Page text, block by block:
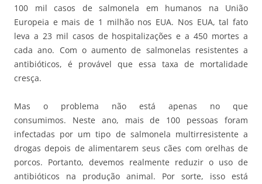
100 mil casos de salmonela em humanos na União
Europeia e mais de 1 milhão nos EUA. Nos EUA, tal fato
leva a 23 mil casos de hospitalizações e a 450 mortes a
cada ano. Com o aumento de salmonelas resistentes a
antibióticos, é provável que essa taxa de mortalidade
cresça.
Mas o problema não está apenas no que
consumimos. Neste ano, mais de 100 pessoas foram
infectadas por um tipo de salmonela multirresistente a
drogas depois de alimentarem seus cães com orelhas de
porcos. Portanto, devemos realmente reduzir o uso de
antibióticos na produção animal. Por sorte, isso está